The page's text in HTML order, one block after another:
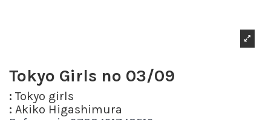
Tokyo Girls nº 03/09
: Tokyo girls
: Akiko Higashimura